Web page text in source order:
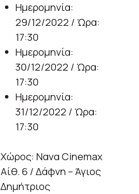
Ημερομηνία:
29/12/2022 / Ώρα:
17:30
Ημερομηνία:
30/12/2022 / Ώρα:
17:30
Ημερομηνία:
31/12/2022 / Ώρα:
17:30
Χώρος: Νανα Cinemax
Αίθ. 6 / Δάφνη – Άγιος
Δημήτριος